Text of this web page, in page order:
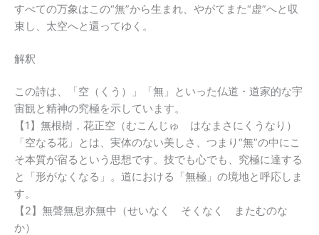
すべての万象はこの“無”から生まれ、やがてまた“虚”へと収
束し、太空へと還ってゆく。
解釈
この詩は、「空（くう）」「無」といった仏道・道家的な宇
宙観と精神の究極を示しています。
【1】無根樹，花正空（むこんじゅ はなまさにくうなり）
「空なる花」とは、実体のない美しさ、つまり“無”の中にこ
そ本質が宿るという思想です。技でも心でも、究極に達する
と「形がなくなる」。道における「無極」の境地と呼応しま
す。
【2】無聲無息亦無中（せいなく そくなく またむのな
か）